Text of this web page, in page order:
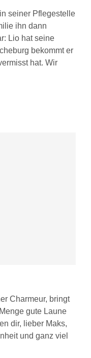
seiner Pflegestelle
ihn dann
Lio hat seine
bekommt er
hat. Wir
Charmeur, bringt
gute Laune
dir, lieber Maks,
und ganz viel